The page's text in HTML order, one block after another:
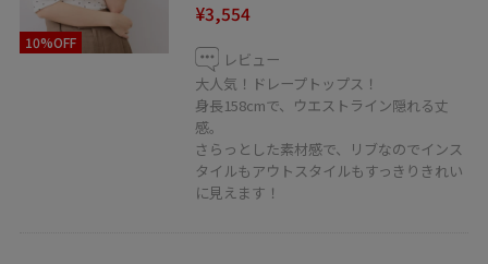
お気に入りのショップ、スタッフ、スタイリングは
♡を押していただければ【お気に入り】から
すぐにご覧いただけます◎
My Instagram @__37mn_
＿＿＿＿＿＿＿＿＿＿＿＿＿＿＿＿＿＿＿
10%OFF
¥3,554
レビュー
大人気！ドレープトップス！
身長158cmで、ウエストライン隠れる丈
感。
さらっとした素材感で、リブなのでインス
タイルもアウトスタイルもすっきりきれい
に見えます！